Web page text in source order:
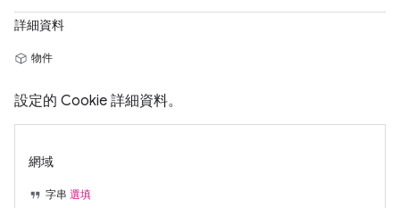
詳細資料
物件
設定的 Cookie 詳細資料。
網域
字串 選填